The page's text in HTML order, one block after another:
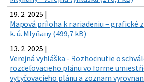
19. 2. 2025 |
Mapová príloha k nariadeniu – grafické
k. ú. Mlyňany (499,7 kB)
13. 2. 2025 |
Verejná vyhláška - Rozhodnutie o
rozdeľovacieho plánu vo forme
vytyčovacieho plánu a zoznam